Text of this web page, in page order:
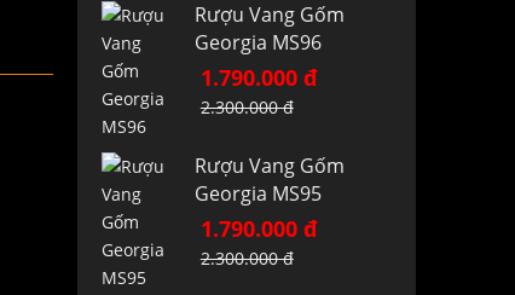
Rượu Vang Gốm
Georgia MS96
1.790.000 đ
2.300.000 đ
Rượu Vang Gốm
Georgia MS95
1.790.000 đ
2.300.000 đ